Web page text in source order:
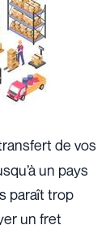
de vos
un pays
paraît trop
un fret